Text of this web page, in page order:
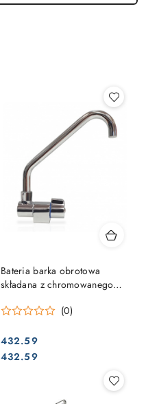
Bateria barka obrotowa
składana z chromowanego
3/8"
(0)
Cena:
432.59
Cena:
432.59